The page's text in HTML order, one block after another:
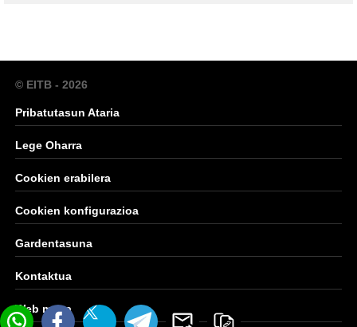
© EITB - 2026
Pribatutasun Ataria
Lege Oharra
Cookien erabilera
Cookien konfigurazioa
Gardentasuna
Kontaktua
Web mapa